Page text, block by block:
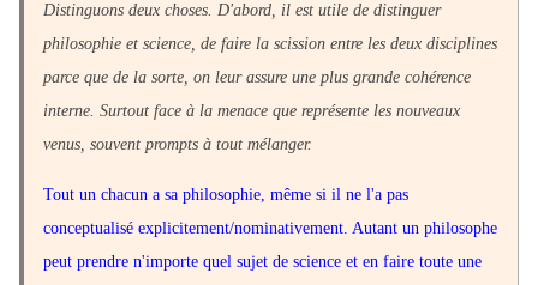
Distinguons deux choses. D'abord, il est utile de distinguer
philosophie et science, de faire la scission entre les deux disciplines
parce que de la sorte, on leur assure une plus grande cohérence
interne. Surtout face à la menace que représente les nouveaux
venus, souvent prompts à tout mélanger.
Tout un chacun a sa philosophie, même si il ne l'a pas
conceptualisé explicitement/nominativement. Autant un philosophe
peut prendre n'importe quel sujet de science et en faire toute une